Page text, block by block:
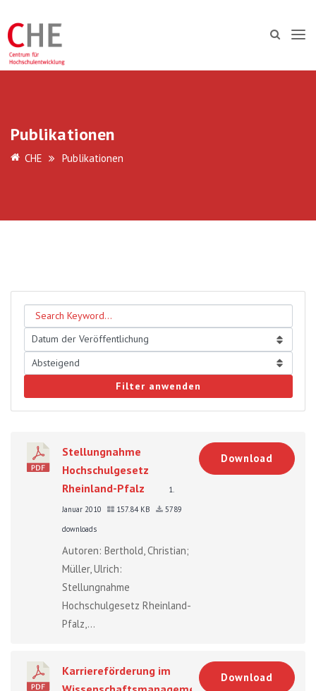
Publikationen
CHE Publikationen
Filter anwenden
Stellungnahme
Hochschulgesetz
Rheinland-Pfalz
1.
Januar 2010
157.84 KB
5789
downloads
Autoren: Berthold, Christian;
Müller, Ulrich:
Stellungnahme
Hochschulgesetz Rheinland-
Pfalz,...
Download
Karriereförderung im
Download